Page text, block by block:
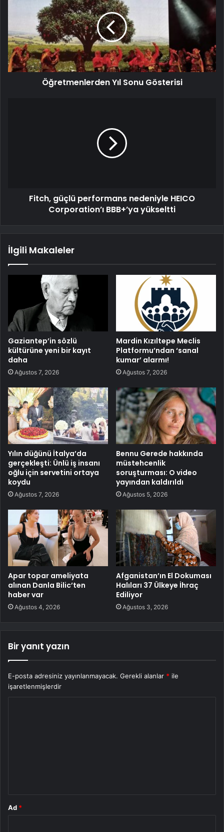
Öğretmenlerden Yıl Sonu Gösterisi
Fitch, güçlü performans nedeniyle HEICO
Corporation’ı BBB+’ya yükseltti
İlgili Makaleler
Gaziantep’in sözlü
kültürüne yeni bir kayıt
daha
Ağustos 7, 2026
Mardin Kızıltepe Meclis
Platformu’ndan ‘sanal
kumar’ alarmı!
Ağustos 7, 2026
Yılın düğünü İtalya’da
gerçekleşti: Ünlü iş insanı
oğlu için servetini ortaya
koydu
Ağustos 7, 2026
Bennu Gerede hakkında
müstehcenlik
soruşturması: O video
yayından kaldırıldı
Ağustos 5, 2026
Apar topar ameliyata
alınan Danla Bilic’ten
haber var
Ağustos 4, 2026
Afganistan’ın El Dokuması
Halıları 37 Ülkeye İhraç
Ediliyor
Ağustos 3, 2026
Bir yanıt yazın
E-posta adresiniz yayınlanmayacak. Gerekli alanlar * ile
işaretlenmişlerdir
Ad *